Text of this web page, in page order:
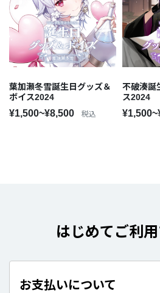
葉加瀬冬雪誕生日グッズ＆
ボイス2024
¥1,500~¥8,500 税込
不破湊誕
ス2024
はじめてご利
お支払いについて